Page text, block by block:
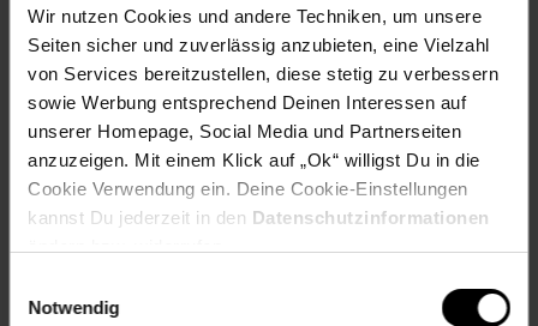
Wir nutzen Cookies und andere Techniken, um unsere
Seiten sicher und zuverlässig anzubieten, eine Vielzahl
von Services bereitzustellen, diese stetig zu verbessern
sowie Werbung entsprechend Deinen Interessen auf
unserer Homepage, Social Media und Partnerseiten
anzuzeigen. Mit einem Klick auf „Ok“ willigst Du in die
Cookie Verwendung ein. Deine Cookie-Einstellungen
kannst Du jederzeit in den Datenschutzinformationen
Notwendig
Standortempfehlung: Halbschattig, feucht
Pflegeaufwand: Mittel
Lichtbedarf: Halbschattig-Schattig
Rückschnitt: Rückschnitt im Frühjahr.
Schnittverträglichkeit: Gut
Bodenansprüche: humos und gut durchlässig
Nährstoffgehalt: Mittel
Frosthärte: bis -12 °C